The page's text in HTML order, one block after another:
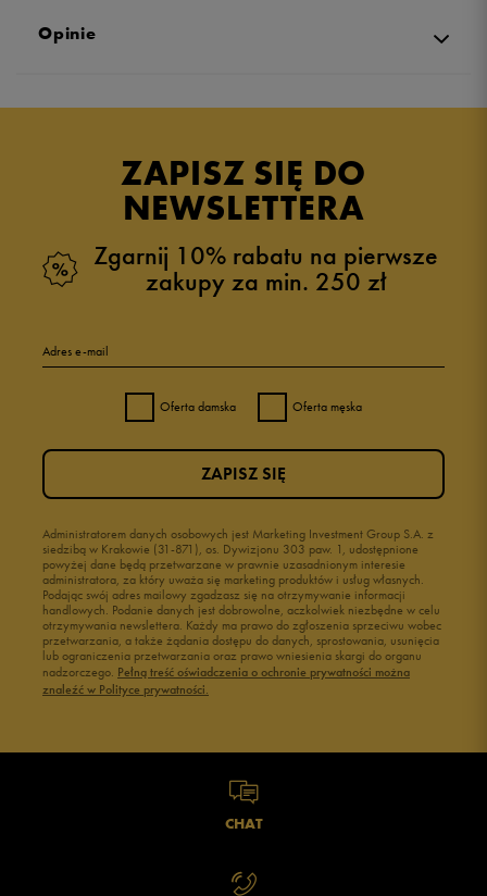
Opinie
ZAPISZ SIĘ DO
NEWSLETTERA
Zgarnij 10% rabatu na pierwsze
zakupy za min. 250 zł
Adres e-mail
Oferta damska Oferta męska
Administratorem danych osobowych jest Marketing Investment Group S.A. z
siedzibą w Krakowie (31-871), os. Dywizjonu 303 paw. 1, udostępnione
powyżej dane będą przetwarzane w prawnie uzasadnionym interesie
administratora, za który uważa się marketing produktów i usług własnych.
Podając swój adres mailowy zgadzasz się na otrzymywanie informacji
handlowych. Podanie danych jest dobrowolne, aczkolwiek niezbędne w celu
otrzymywania newslettera. Każdy ma prawo do zgłoszenia sprzeciwu wobec
przetwarzania, a także żądania dostępu do danych, sprostowania, usunięcia
lub ograniczenia przetwarzania oraz prawo wniesienia skargi do organu
nadzorczego. Pełną treść oświadczenia o ochronie prywatności można
znaleźć w Polityce prywatności.
ZAPISZ SIĘ
CHAT